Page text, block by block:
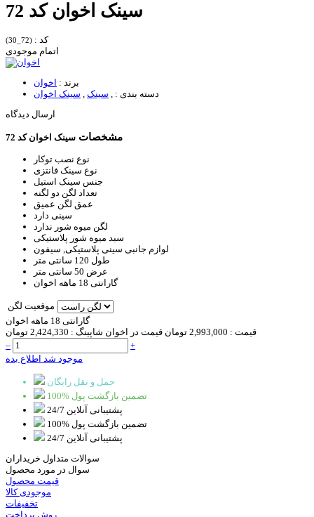
سینک اخوان کد 72
کد : (72_30)
اتمام موجودی
برند : اخوان
دسته بندی :
سینک
سینک اخوان
ارسال دیدگاه
مشخصات سینک اخوان کد 72
نوع نصب توکار
نوع سینک فانتزی
جنس سینک استیل
تعداد لگن دو لگنه
عمق لگن عمیق
سینی دارد
لگن میوه شور ندارد
سبد میوه شور پلاستیکی
لوازم جانبی سینی پلاستیکی, سیفون
طول 120 سانتی متر
عرض 50 سانتی متر
گارانتی 18 ماهه اخوان
موقعیت لگن
گارانتی 18 ماهه اخوان
قیمت : 2,993,000 تومان قیمت در اخوان شاپینگ : 2,424,330 تومان
–
+
موجود شد اطلاع بده
حمل و نقل رایگان
100% تضمین بازگشت پول
پشتیبانی آنلاین 24/7
100% تضمین بازگشت پول
پشتیبانی آنلاین 24/7
سوالات متداول خریداران
سوال در مورد محصول
قیمت محصول
موجودی کالا
تخفیفات
روش پرداخت